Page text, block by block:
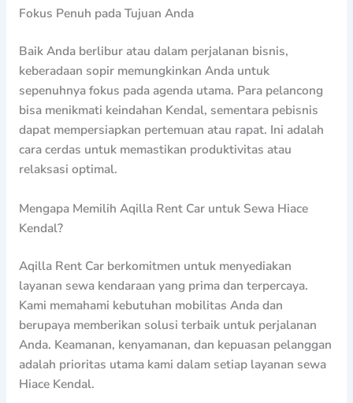
Fokus Penuh pada Tujuan Anda
Baik Anda berlibur atau dalam perjalanan bisnis,
keberadaan sopir memungkinkan Anda untuk
sepenuhnya fokus pada agenda utama. Para pelancong
bisa menikmati keindahan Kendal, sementara pebisnis
dapat mempersiapkan pertemuan atau rapat. Ini adalah
cara cerdas untuk memastikan produktivitas atau
relaksasi optimal.
Mengapa Memilih Aqilla Rent Car untuk Sewa Hiace
Kendal?
Aqilla Rent Car berkomitmen untuk menyediakan
layanan sewa kendaraan yang prima dan terpercaya.
Kami memahami kebutuhan mobilitas Anda dan
berupaya memberikan solusi terbaik untuk perjalanan
Anda. Keamanan, kenyamanan, dan kepuasan pelanggan
adalah prioritas utama kami dalam setiap layanan sewa
Hiace Kendal.